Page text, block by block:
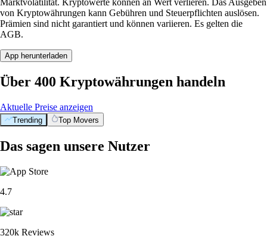
Marktvolatilität. Kryptowerte können an Wert verlieren. Das Ausgeben
von Kryptowährungen kann Gebühren und Steuerpflichten auslösen.
Prämien sind nicht garantiert und können variieren. Es gelten die
AGB.
App herunterladen
Über 400 Kryptowährungen handeln
Aktuelle Preise anzeigen
Trending Top Movers
Das sagen unsere Nutzer
4.7
320k Reviews